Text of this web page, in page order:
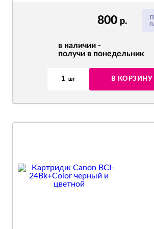
800 р.
в наличии -
получи в понедельник
1 шт В КОРЗИНУ